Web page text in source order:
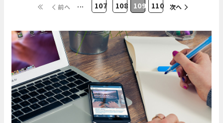
前へ ... 107 108 109 110 次へ